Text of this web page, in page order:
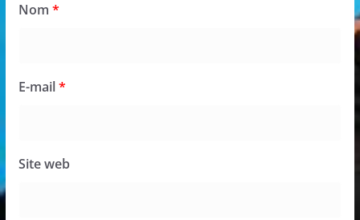
Nom *
E-mail*
Site web